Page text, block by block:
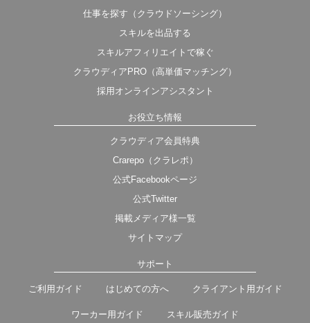
仕事を探す（クラウドソーシング）
スキルを出品する
スキルアフィリエイトで稼ぐ
クラウディアPRO（高単価マッチング）
採用オンラインアシスタント
お役立ち情報
クラウディア会員特典
Crarepo（クラレポ）
公式Facebookページ
公式Twitter
掲載メディア様一覧
サイトマップ
サポート
ご利用ガイド はじめての方へ クライアント用ガイド
ワーカー用ガイド スキル販売ガイド